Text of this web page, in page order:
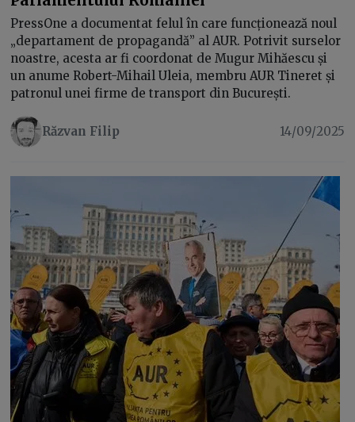
PressOne a documentat felul în care funcționează noul
„departament de propagandă” al AUR. Potrivit surselor
noastre, acesta ar fi coordonat de Mugur Mihăescu și
un anume Robert-Mihail Uleia, membru AUR Tineret și
patronul unei firme de transport din București.
Răzvan Filip 14/09/2025